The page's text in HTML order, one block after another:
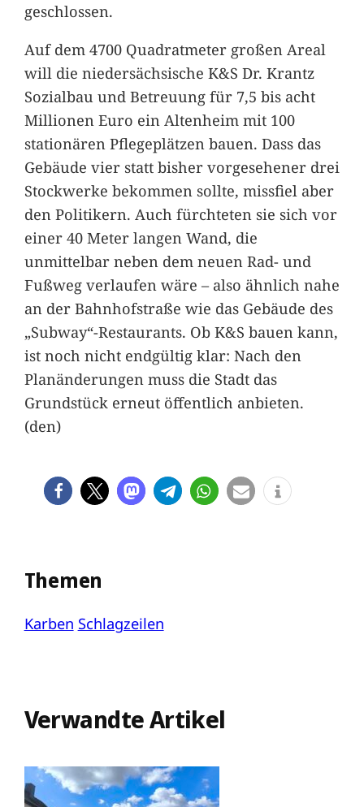
geschlossen.
Auf dem 4700 Quadratmeter großen Areal
will die niedersächsische K&S Dr. Krantz
Sozialbau und Betreuung für 7,5 bis acht
Millionen Euro ein Altenheim mit 100
stationären Pflegeplätzen bauen. Dass das
Gebäude vier statt bisher vorgesehener drei
Stockwerke bekommen sollte, missfiel aber
den Politikern. Auch fürchteten sie sich vor
einer 40 Meter langen Wand, die
unmittelbar neben dem neuen Rad- und
Fußweg verlaufen wäre – also ähnlich nahe
an der Bahnhofstraße wie das Gebäude des
„Subway“-Restaurants. Ob K&S bauen kann,
ist noch nicht endgültig klar: Nach den
Planänderungen muss die Stadt das
Grundstück erneut öffentlich anbieten.
(den)
Themen
Karben Schlagzeilen
Verwandte Artikel